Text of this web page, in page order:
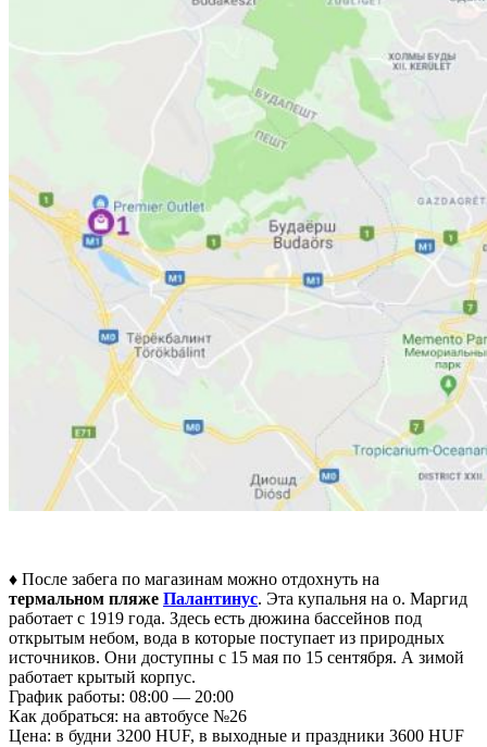
♦ После забега по магазинам можно отдохнуть на
термальном пляже Палантинус. Эта купальня на о. Маргид
работает с 1919 года. Здесь есть дюжина бассейнов под
открытым небом, вода в которые поступает из природных
источников. Они доступны с 15 мая по 15 сентября. А зимой
работает крытый корпус.
График работы: 08:00 — 20:00
Как добраться: на автобусе №26
Цена: в будни 3200 HUF, в выходные и праздники 3600 HUF